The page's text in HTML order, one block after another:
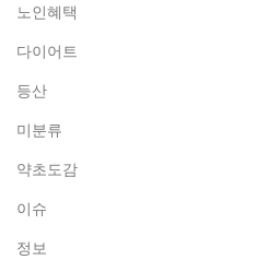
노인혜택
다이어트
등산
미분류
약초도감
이슈
정보